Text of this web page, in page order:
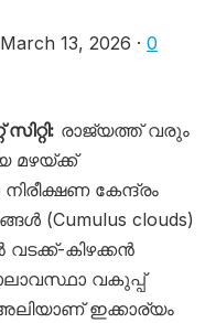
13, 2026 · 0
രാജ്യത്ത് വരും
മഴയ്ക്ക്
കേന്ദ്രം
(Cumulus clouds)
കിഴക്കൻ
വകുപ്പ്
ഇക്കാര്യം